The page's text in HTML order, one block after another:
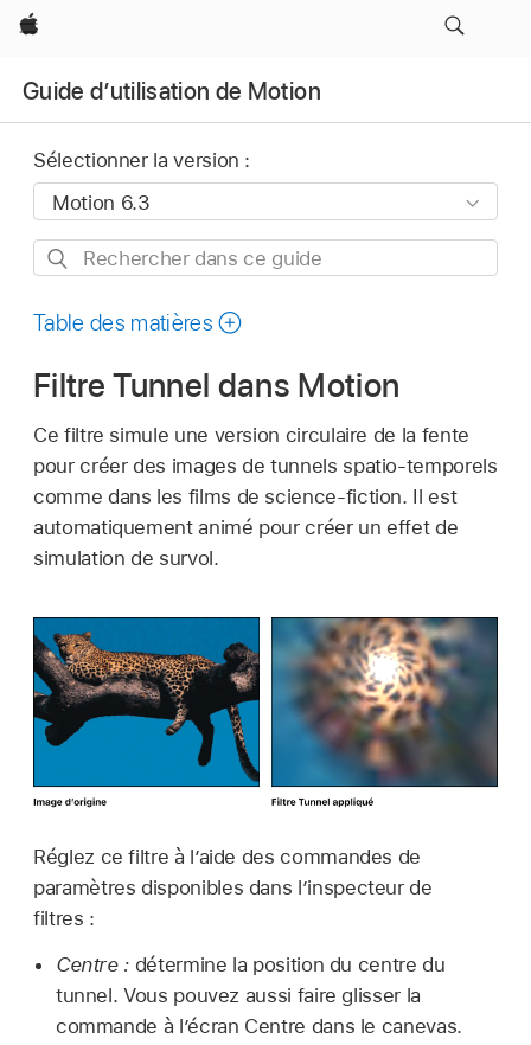
Apple
Guide d’utilisation de Motion
Sélectionner la version :
Rechercher
ce
Table des matières
Filtre Tunnel dans Motion
Ce filtre simule une version circulaire de la fente
pour créer des images de tunnels spatio-temporels
comme dans les films de science-fiction. Il est
automatiquement animé pour créer un effet de
simulation de survol.
Réglez ce filtre à l’aide des commandes de
paramètres disponibles dans l’inspecteur de
filtres :
Centre : détermine la position du centre du
tunnel. Vous pouvez aussi faire glisser la
commande à lʼécran Centre dans le canevas.